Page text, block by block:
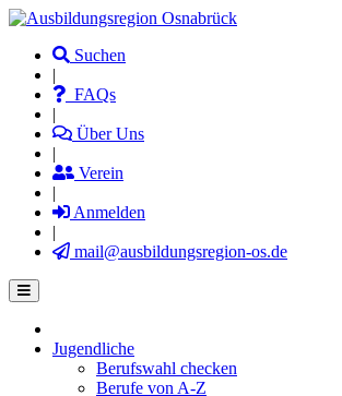
Direkt
Inhalt
Suchen
|
FAQs
|
Über Uns
|
Verein
|
Anmelden
|
mail@ausbildungsregion-os.de
Main
navigation
Jugendliche
Berufswahl checken
Berufe von A-Z